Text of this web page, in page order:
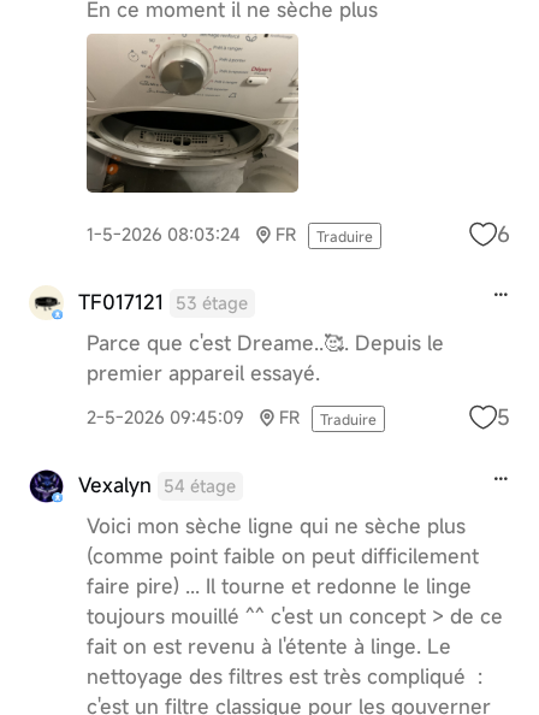
En ce moment il ne sèche plus
1-5-2026 08:03:24 FR Traduire 6
TF017121 53 étage
Parce que c'est Dreame..🥰. Depuis le
premier appareil essayé.
2-5-2026 09:45:09 FR Traduire 5
Vexalyn 54 étage
Voici mon sèche ligne qui ne sèche plus
(comme point faible on peut difficilement
faire pire) ... Il tourne et redonne le linge
toujours mouillé ^^ c'est un concept > de ce
fait on est revenu à l'étente à linge. Le
nettoyage des filtres est très compliqué :
c'est un filtre classique pour les gouverner